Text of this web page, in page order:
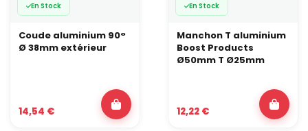
En Stock
Coude aluminium 90°
Ø 38mm extérieur
14,54 €
En Stock
Manchon T aluminium
Boost Products
Ø50mm T Ø25mm
12,22 €